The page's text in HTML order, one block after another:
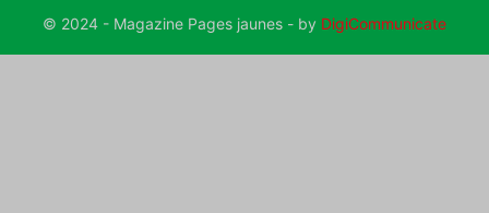
© 2024 - Magazine Pages jaunes - by DigiCommunicate